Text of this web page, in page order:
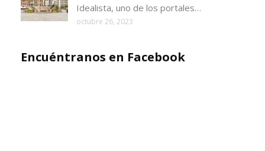
Idealista, uno de los portales…
octubre 26, 2023
Encuéntranos en Facebook